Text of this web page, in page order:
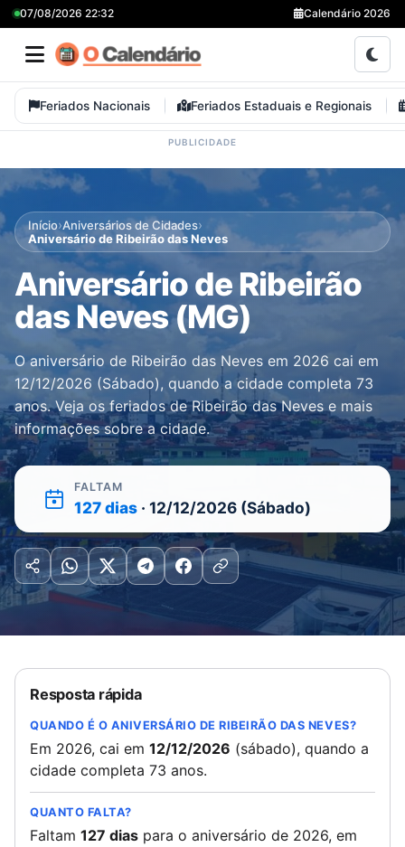
07/08/2026 22:32 Calendário 2026
Feriados Nacionais Feriados Estaduais e Regionais
Início›Aniversários de Cidades›
Aniversário de Ribeirão das Neves
Aniversário de Ribeirão
das Neves (MG)
O aniversário de Ribeirão das Neves em 2026 cai em
12/12/2026 (Sábado), quando a cidade completa 73
anos. Veja os feriados de Ribeirão das Neves e mais
informações sobre a cidade.
FALTAM
127 dias · 12/12/2026 (Sábado)
Resposta rápida
QUANDO É O ANIVERSÁRIO DE RIBEIRÃO DAS NEVES?
Em 2026, cai em 12/12/2026 (sábado), quando a
cidade completa 73 anos.
QUANTO FALTA?
Faltam 127 dias para o aniversário de 2026, em